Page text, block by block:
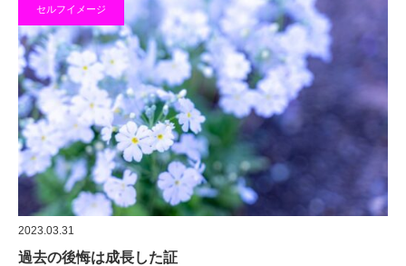
セルフイメージ
2023.03.31
過去の後悔は成長した証